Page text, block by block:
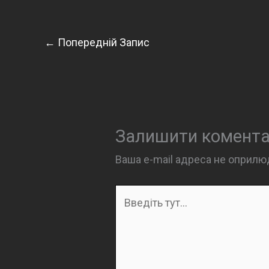
← Попередній Запис
Залишити
Ваша e-mail адреса не